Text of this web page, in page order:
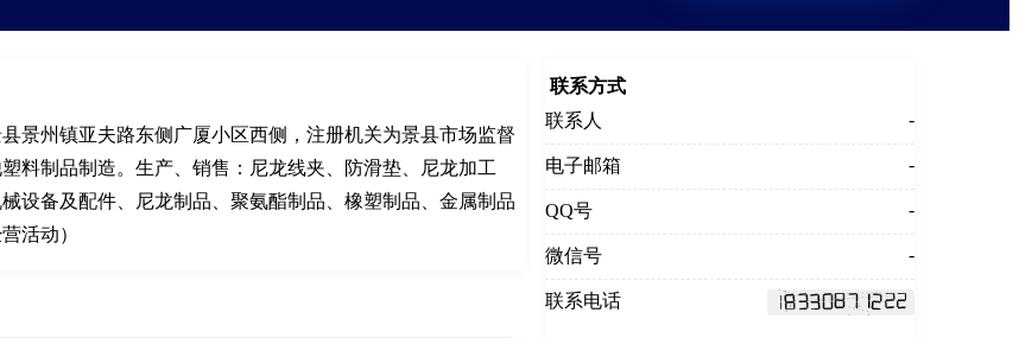
景州镇亚夫路东侧广厦小区西侧，注册机关为景县市场监督
料制品制造。生产、销售：尼龙线夹、防滑垫、尼龙加工
设备及配件、尼龙制品、聚氨酯制品、橡塑制品、金属制品
活动）
联系方式
联系人
-
电子邮箱 -
QQ号 -
微信号 -
联系电话